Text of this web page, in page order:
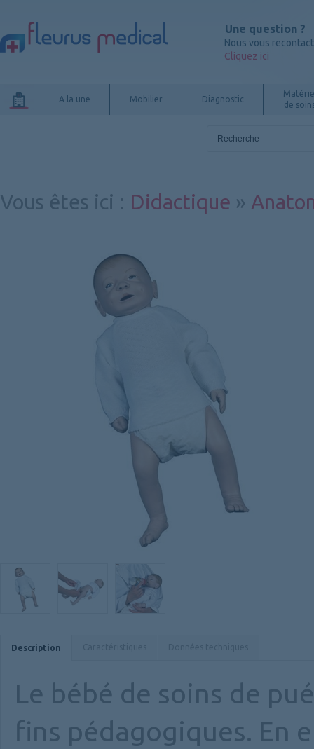
Une question ?
Nous vous
Cliquez ici
A la une Mobilier Diagnostic
de
Vous êtes ici : Didactique »
Description
Le bébé de soins de
fins pédagogiques. En